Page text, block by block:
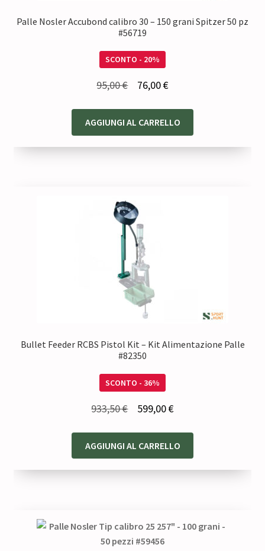
Palle Nosler Accubond calibro 30 – 150 grani Spitzer 50 pz
#56719
SCONTO - 20%
95,00€
originale
era:
76,00€Il
attuale
è:
AGGIUNGI AL CARRELLO
Bullet Feeder RCBS Pistol Kit – Kit Alimentazione Palle
#82350
SCONTO - 36%
933,50€
originale
era:
599,00€Il
attuale
è:
AGGIUNGI AL CARRELLO